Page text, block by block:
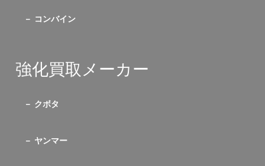
コンバイン
強化買取メーカー
クボタ
ヤンマー